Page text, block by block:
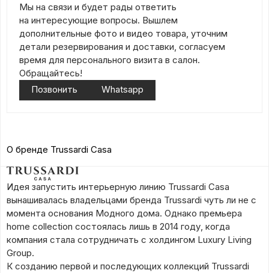
Мы на связи и будет рады ответить
на интересующие вопросы. Вышлем
дополнительные фото и видео товара, уточним
детали резервирования и доставки, согласуем
время для персонального визита в салон.
Обращайтесь!
Позвонить
Whatsapp
О бренде Trussardi Casa
Идея запустить интерьерную линию Trussardi Casa
вынашивалась владельцами бренда Trussardi чуть ли не с
момента основания Модного дома. Однако премьера
home collection состоялась лишь в 2014 году, когда
компания стала сотрудничать с холдингом Luxury Living
Group.
К созданию первой и последующих коллекций Trussardi